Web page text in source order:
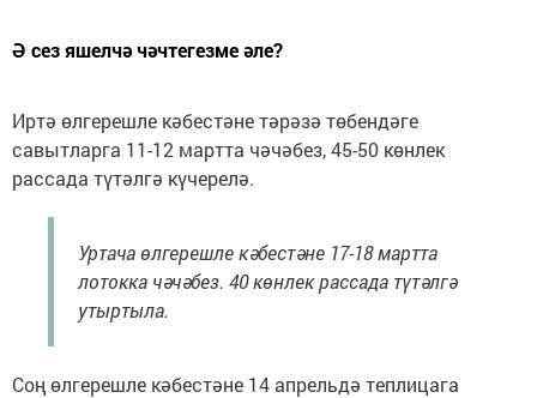
Ә сез яшелчә чәчтегезме әле?
Иртә өлгерешле кәбестәне тәрәзә төбендәге
савытларга 11-12 мартта чәчәбез, 45-50 көнлек
рассада түтәлгә күчерелә.
Уртача өлгерешле кәбестәне 17-18 мартта
лотокка чәчәбез. 40 көнлек рассада түтәлгә
утыртыла.
Соң өлгерешле кәбестәне 14 апрельдә теплицага